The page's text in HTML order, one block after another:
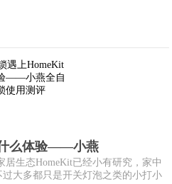
么体验——小燕
生态HomeKit已经小有研究，家中
大多都只是开关灯泡之类的小打小